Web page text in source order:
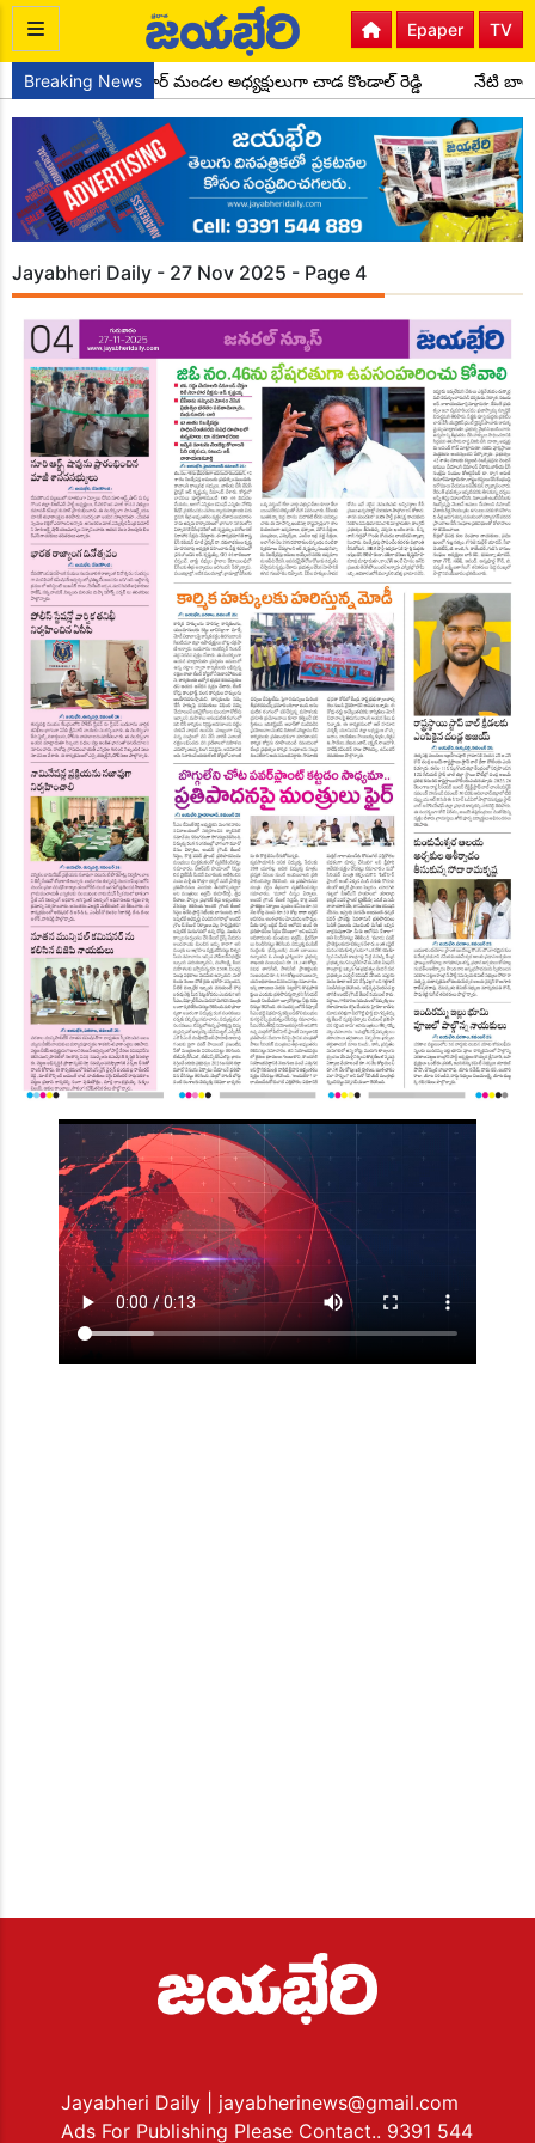
TV
Epaper
Breaking News
కాంగ్రెస్ పార్టీ సైదాపూర్ మండల అధ్యక్షులుగా చాడ కొండాల్ రెడ్డి నేటి
Jayabheri Daily - 27 Nov 2025 - Page 4
Jayabheri Daily
| jayabherinews@gmail.com
Ads For Publishing Please Contact.. 9391 544